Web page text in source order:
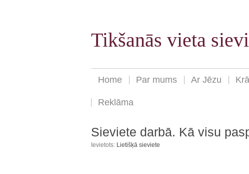
Tikšanās vieta
Home Par mums Ar Jēzu
Reklāma
Sieviete darbā. Kā visu
Ievietots: Lietišķā sieviete